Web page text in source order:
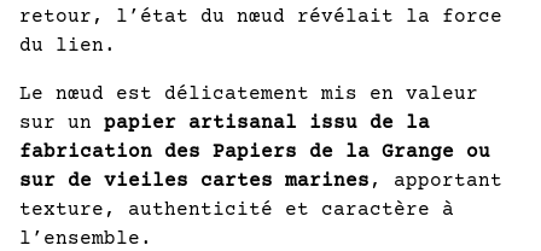
retour, l’état du nœud révélait la force
du lien.
Le nœud est délicatement mis en valeur
sur un papier artisanal issu de la
fabrication des Papiers de la Grange ou
sur de vieiles cartes marines , apportant
texture, authenticité et caractère à
l’ensemble.